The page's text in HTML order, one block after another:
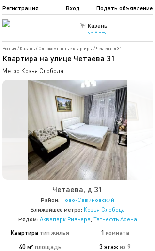
Казань
другой город
Подать объявление
Регистрация Вход
Россия / Казань/ Однокомнатные квартиры / Четаева, д.31
Квартира на улице Четаева 31
Метро Козья Слобода.
Четаева, д.31
Район: Ново-Савиновский
Ближайшее метро: Козья Слобода
Рядом: Аквапарк Ривьера, Татнефть Арена
Квартира тип жилья 1 комната
40 м² площадь 3 этажиз 9